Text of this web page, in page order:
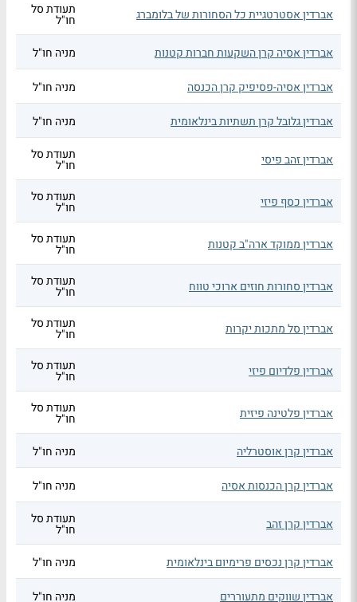
אברדין אסטרטגיית כל הסחורות של בלומברג תעודת סל
חו"ל
אברדין אסיה קרן השקעות חברות קטנות
מניה חו"ל
אברדין אסיה-פסיפיק קרן הכנסה מניה חו"ל
אברדין גלובל קרן תשתיות בינלאומית מניה חו"ל
אברדין זהב פיסי תעודת סל
חו"ל
אברדין כסף פיזי תעודת סל
חו"ל
אברדין ממוקד ארה"ב קטנות תעודת סל
חו"ל
אברדין סחורות חוזים ארוכי טווח תעודת סל
חו"ל
אברדין סל מתכות יקרות תעודת סל
חו"ל
אברדין פלדיום פיזי תעודת סל
חו"ל
אברדין פלטינה פיזית תעודת סל
חו"ל
אברדין קרן אוסטרליה
מניה חו"ל
אברדין קרן הכנסות אסיה מניה חו"ל
אברדין קרן זהב תעודת סל
חו"ל
אברדין קרן נכסים פרימיום בינלאומית
מניה חו"ל
אברדין שווקים מתעוררים מניה חו"ל